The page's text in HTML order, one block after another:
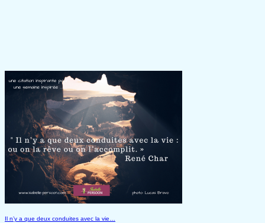
Il n’y a que deux conduites avec la vie…